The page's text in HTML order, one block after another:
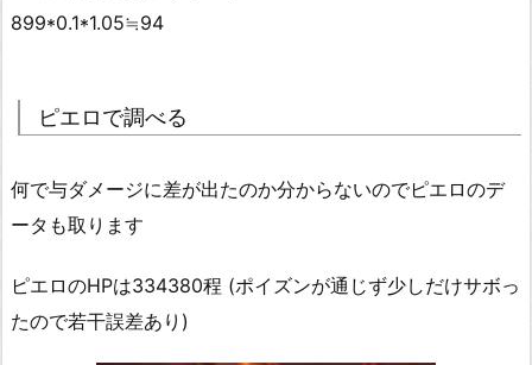
899*0.1*1.05≒94
ピエロで調べる
何で与ダメージに差が出たのか分からないのでピエロのデ
ータも取ります
ピエロのHPは334380程 (ポイズンが通じず少しだけサボっ
たので若干誤差あり)